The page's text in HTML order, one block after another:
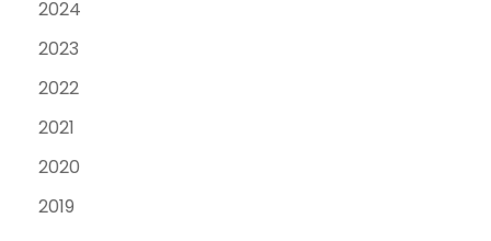
2024
2023
2022
2021
2020
2019